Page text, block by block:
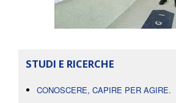
STUDI E RICERCHE
CONOSCERE, CAPIRE PER AGIRE.